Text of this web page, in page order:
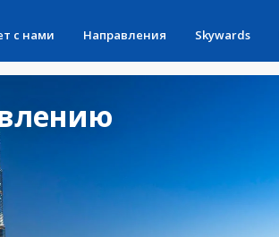
с нами Направления Skywards